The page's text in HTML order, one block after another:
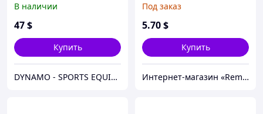
В наличии
47$
Купить
DYNAMO - SPORTS EQUIPMENT CENTER
Под заказ
5.70$
Купить
Интернет-магазин «Rem-elektronik»